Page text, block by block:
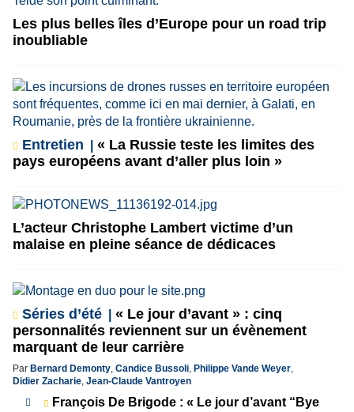
Les plus belles îles d’Europe pour un road trip
inoubliable
Entretien
« La Russie teste les limites des
pays européens avant d’aller plus loin »
L’acteur Christophe Lambert victime d’un
malaise en pleine séance de dédicaces
Séries d’été
« Le jour d’avant » : cinq
personnalités reviennent sur un évènement
marquant de leur carrière
Par Bernard Demonty, Candice Bussoli, Philippe Vande Weyer,
Didier Zacharie, Jean-Claude Vantroyen
François De Brigode : « Le jour d’avant “Bye